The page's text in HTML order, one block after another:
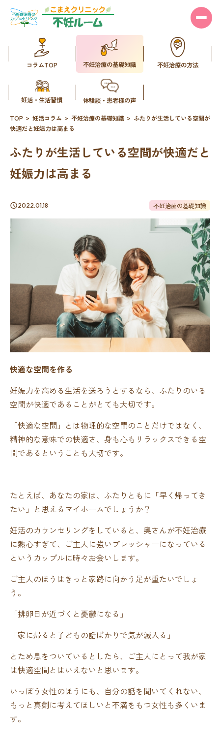
コラムTOP 不妊治療の基礎知識 不妊治療の方法
妊活・生活習慣 体験談・患者様の声
TOP 妊活コラム 不妊治療の基礎知識
ふたりが生活している空間が
快適だと妊娠力は高まる
ふたりが生活している空間が快適だと
妊娠力は高まる
2022.01.18 不妊治療の基礎知識
快適な空間を作る
妊娠力を高める生活を送ろうとするなら、ふたりのいる
空間が快適であることがとても大切です。
「快適な空間」とは物理的な空間のことだけではなく、
精神的な意味での快適さ、身も心もリラックスできる空
間であるということも大切です。
たとえば、あなたの家は、ふたりともに「早く帰ってき
たい」と思えるマイホームでしょうか？
妊活のカウンセリングをしていると、奥さんが不妊治療
に熱心すぎて、ご主人に強いプレッシャーになっている
というカップルに時々お会いします。
ご主人のほうはきっと家路に向かう足が重たいでしょ
う。
「排卵日が近づくと憂鬱になる」
「家に帰ると子どもの話ばかりで気が滅入る」
とため息をついているとしたら、ご主人にとって我が家
は快適空間とはいえないと思います。
いっぽう女性のほうにも、自分の話を聞いてくれない、
もっと真剣に考えてほしいと不満をもつ女性も多くいま
す。